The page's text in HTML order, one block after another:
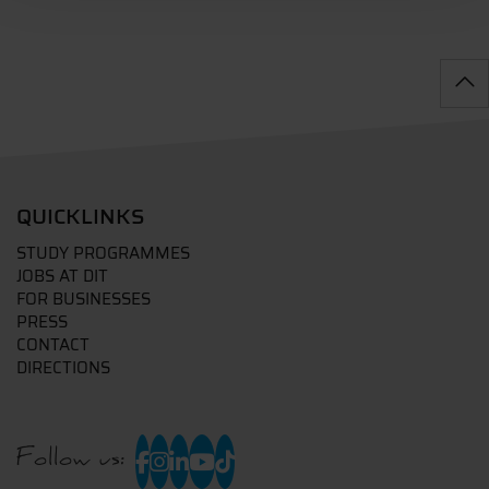
QUICKLINKS
STUDY PROGRAMMES
JOBS AT DIT
FOR BUSINESSES
PRESS
CONTACT
DIRECTIONS
Follow us: